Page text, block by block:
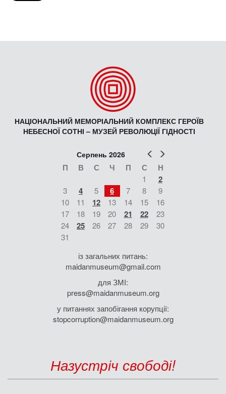
НАЦІОНАЛЬНИЙ МЕМОРІАЛЬНИЙ КОМПЛЕКС ГЕРОЇВ
НЕБЕСНОЇ СОТНІ – МУЗЕЙ РЕВОЛЮЦІЇ ГІДНОСТІ
Попер
Серпень 2026
П В С Ч П С Н
1 2
3 4 5 6 7 8
9
10
11 12 13 14 15
16
17
18 19 20 21 22
23
24
25 26 27 28 29
30
31
із загальних питань:
maidanmuseum@gmail.com
для ЗМІ:
press@maidanmuseum.org
у питаннях запобігання корупції:
stopcorruption@maidanmuseum.org
Назустріч свободі!